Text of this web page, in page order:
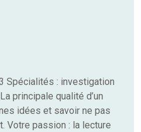
Spécialités : investigation
principale qualité d’un
idées et savoir ne pas
Votre passion : la lecture